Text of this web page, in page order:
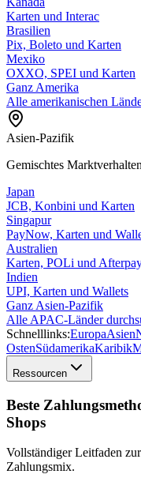
Karten und Interac
Brasilien
Pix, Boleto und Karten
Mexiko
OXXO, SPEI und Karten
Ganz Amerika
Alle amerikanischen
Asien-Pazifik
Gemischtes Marktverhalten
Japan
JCB, Konbini und Karten
Singapur
PayNow, Karten und
Australien
Karten, POLi und
Indien
UPI, Karten und Wallets
Ganz Asien-Pazifik
Alle APAC-Länder
Schnelllinks:EuropaAsien
OstenSüdamerikaKaribik
Ressourcen
Beste
Shops
Vollständiger Leitfaden
Zahlungsmix.